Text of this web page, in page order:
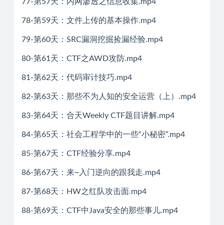
77-第57天：内网渗透之信息收集.mp4
78-第59天：文件上传的基本操作.mp4
79-第60天：SRC漏洞挖掘捡漏经验.mp4
80-第61天：CTF之AWD攻防.mp4
81-第62天：代码审计技巧.mp4
82-第63天：那些不为人知的安全运营（上）.mp4
83-第64天：合天Weekly CTF题目讲解.mp4
84-第65天：社会工程学中的一些“小秘密”.mp4
85-第67天：CTF经验分享.mp4
86-第67天：来~入门逆向的跟我走.mp4
87-第68天：HW之红队攻击面.mp4
88-第69天：CTF中Java安全的那些事儿.mp4